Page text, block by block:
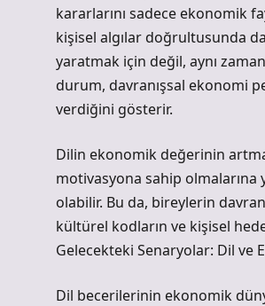
kararlarını sadece ekonomik
kişisel algılar doğrultusunda
yaratmak için değil, aynı
durum, davranışsal ekonomi
verdiğini gösterir.
Dilin ekonomik değerinin
motivasyona sahip
olabilir. Bu da, bireylerin
kültürel kodların ve kişisel
Gelecekteki Senaryolar: Dil ve
Dil becerilerinin ekonomik